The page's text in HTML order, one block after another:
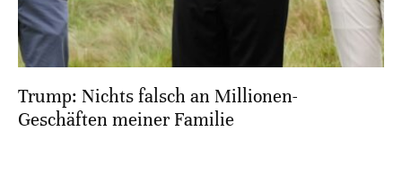
Trump: Nichts falsch an Millionen-
Geschäften meiner Familie